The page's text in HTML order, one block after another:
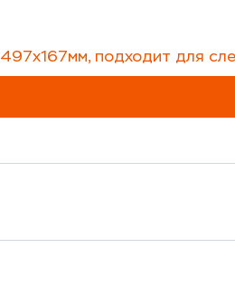
497х167мм, подходит для